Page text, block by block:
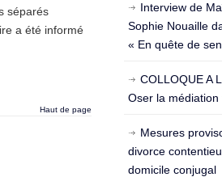
séparés
a été informé
Haut de page
Interview de
Sophie Nouaille
« En quête de
COLLOQUE A
Oser la médiation
Mesures
divorce
domicile conjugal